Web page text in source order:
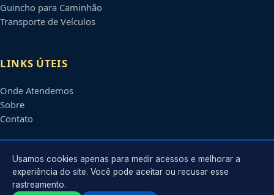
Guincho para Caminhão
Transporte de Veículos
LINKS ÚTEIS
Onde Atendemos
Sobre
Contato
CONTATO
Atendimento em
Usamos cookies apenas para medir acessos e melhorar a
experiência do site. Você pode aceitar ou recusar esse
rastreamento.